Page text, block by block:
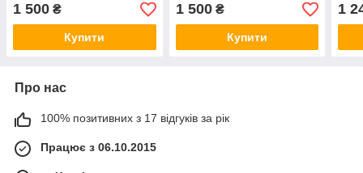
1 500 ₴
Купити
1 500₴
Купити
1
Про нас
100% позитивних з 17 відгуків за рік
Працює з 06.10.2015